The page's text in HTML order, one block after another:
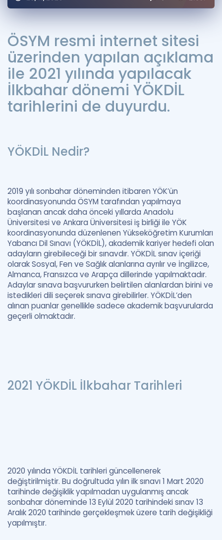
Puan Hesaplama
ÖSYM Sınav Takvimi
Kampanyalar
Blog
ÖSYM resmi internet sitesi
üzerinden yapılan açıklama
ile 2021 yılında yapılacak
İlkbahar dönemi YÖKDİL
tarihlerini de duyurdu.
YÖKDİL Nedir?
2019 yılı sonbahar döneminden itibaren YÖK’ün
koordinasyonunda ÖSYM tarafından yapılmaya
başlanan ancak daha önceki yıllarda Anadolu
Üniversitesi ve Ankara Üniversitesi iş birliği ile YÖK
koordinasyonunda düzenlenen Yükseköğretim Kurumları
Yabancı Dil Sınavı (YÖKDİL), akademik kariyer hedefi olan
adayların girebileceği bir sınavdır. YÖKDİL sınav içeriği
olarak Sosyal, Fen ve Sağlık alanlarına ayrılır ve İngilizce,
Almanca, Fransızca ve Arapça dillerinde yapılmaktadır.
Adaylar sınava başvururken belirtilen alanlardan birini ve
istedikleri dili seçerek sınava girebilirler. YÖKDİL’den
alınan puanlar genellikle sadece akademik başvurularda
geçerli olmaktadır.
2021 YÖKDİL İlkbahar Tarihleri
2020 yılında YÖKDİL tarihleri güncellenerek
değiştirilmiştir. Bu doğrultuda yılın ilk sınavı 1 Mart 2020
tarihinde değişiklik yapılmadan uygulanmış ancak
sonbahar döneminde 13 Eylül 2020 tarihindeki sınav 13
Aralık 2020 tarihinde gerçekleşmek üzere tarih değişikliği
yapılmıştır.